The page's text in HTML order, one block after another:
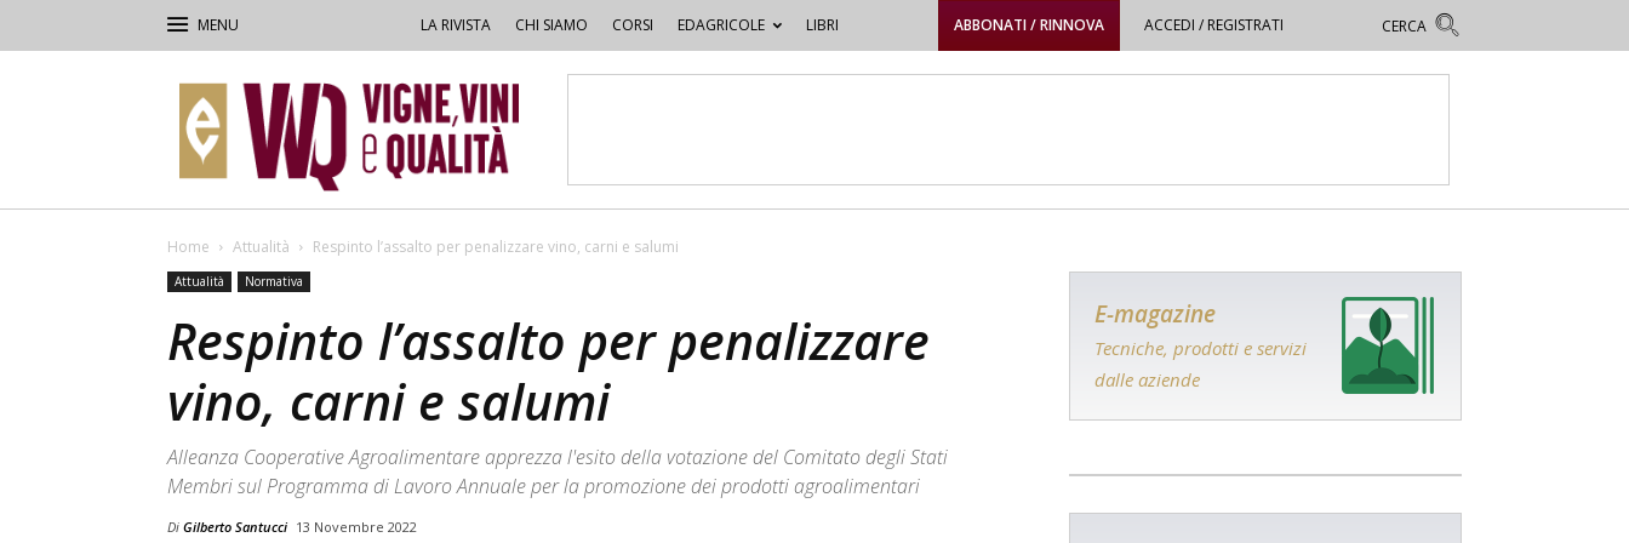
LA RIVISTA CHI SIAMO CORSI EDAGRICOLE LIBRI ABBONATI / RINNOVA ACCEDI / REGISTRATI
–
Vigne,
Vini
&
Home Attualità Respinto l’assalto per penalizzare vino, carni e salumi
Attualità Normativa
Respinto l’assalto per penalizzare
vino, carni e salumi
Alleanza Cooperative Agroalimentare apprezza l'esito della votazione del Comitato degli Stati
Membri sul Programma di Lavoro Annuale per la promozione dei prodotti agroalimentari
Di Gilberto Santucci 13 Novembre 2022
E-magazine
Tecniche, prodotti e servizi
dalle aziende